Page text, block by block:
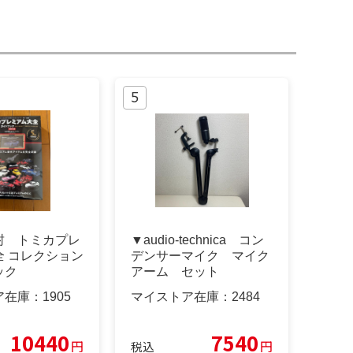
トミカプレ
コレクション
ク
庫： 1905
10440円
▼audio-technica コン
デンサーマイク マイク
アーム セット
マイストア在庫： 2484
税込 7540円